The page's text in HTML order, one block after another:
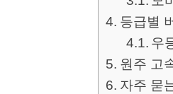
등급별
우
원주 고
자주 묻